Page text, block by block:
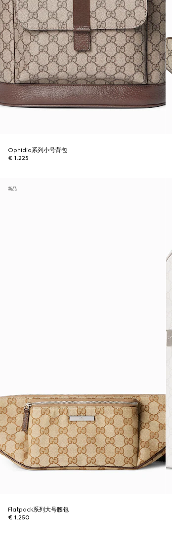
Ophidia系列小号背包
€ 1.225
新品
Flatpack系列大号腰包
€ 1.250